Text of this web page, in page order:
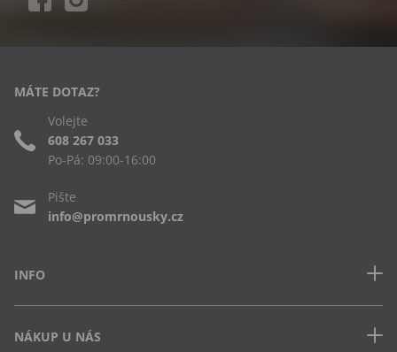
INFO
Často kladené dotazy
NÁKUP U NÁS
MÁTE DOTAZ?
Volejte
608 267 033
Po-Pá: 09:00-16:00
Pište
info@promrnousky.cz